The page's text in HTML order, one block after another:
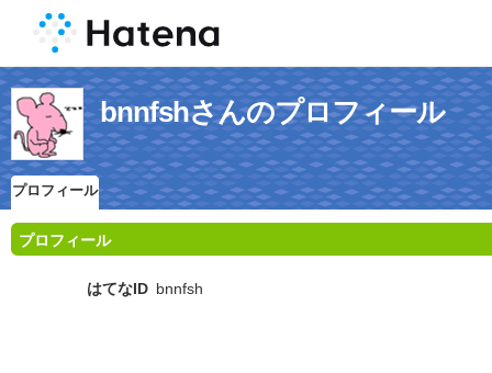
bnnfshさんのプロフィール
プロフィール
プロフィール
はてなID bnnfsh